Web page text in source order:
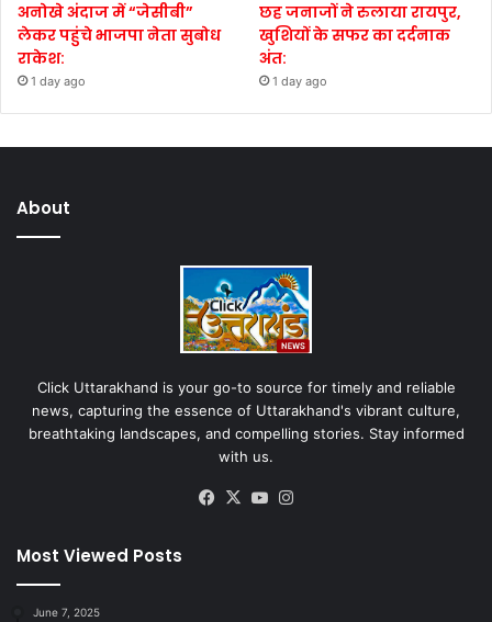
अनोखे अंदाज में “जेसीबी”
लेकर पहुंचे भाजपा नेता सुबोध
राकेश:
1 day ago
छह जनाजों ने रुलाया रायपुर,
खुशियों के सफर का दर्दनाक
अंत:
1 day ago
About
Click Uttarakhand is your go-to source for timely and reliable
news, capturing the essence of Uttarakhand's vibrant culture,
breathtaking landscapes, and compelling stories. Stay informed
with us.
Facebook
X YouTube
Most Viewed Posts
June 7, 2025